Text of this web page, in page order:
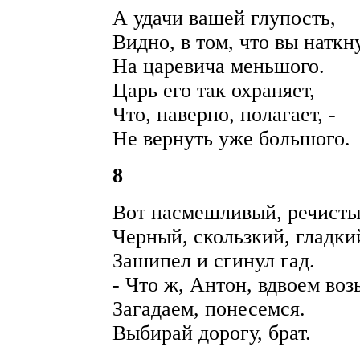
А удачи вашей глупость,
Видно, в том, что вы
На царевича меньшого.
Царь его так охраняет,
Что, наверно, полагает, -
Не вернуть уже большого.
8
Вот насмешливый,
Черный, скользкий,
Зашипел и сгинул гад.
- Что ж, Антон, вдвоем
Загадаем, понесемся.
Выбирай дорогу, брат.